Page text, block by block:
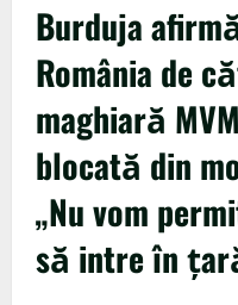
Burduja
România de
maghiară
blocată din
„Nu vom
să intre în